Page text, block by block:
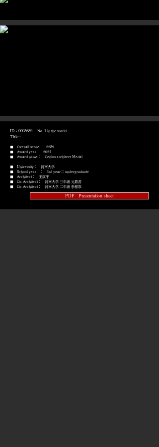
ID：0003689 No. 1 in the world
Title :
■ Overall score： 2289
■ Award year： 2021
​■ Award name： Genius architect Medal
■ University： 河南大学
■ School year ： 3rd year二 undergraduate
■ Architect： 王滨宇
■ Co-Architect： 河南大学 三年级 元鼎善
■ Co-Architect： 河南大学 二年级 李雅寧
PDF Presentation sheet